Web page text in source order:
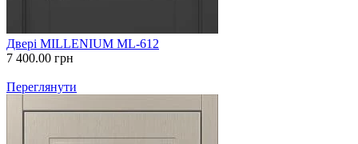
Двері MILLENIUM ML-612
7 400.00 грн
Переглянути